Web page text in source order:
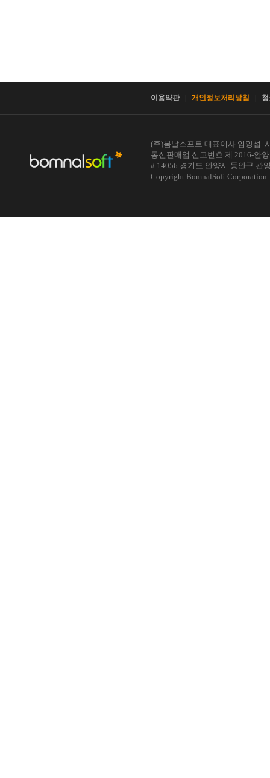
이용약관 개인정보처리방침
(주)봄날소프트 대표이사 임양섭
통신판매업 신고번호 제 2016-안
# 14056 경기도 안양시 동안구 관
Copyright BomnalSoft